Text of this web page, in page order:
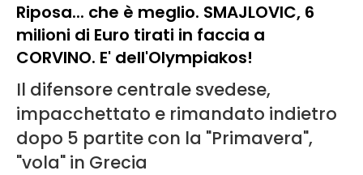
Riposa... che è meglio. SMAJLOVIC, 6
milioni di Euro tirati in faccia a
CORVINO. E' dell'Olympiakos!
Il difensore centrale svedese,
impacchettato e rimandato indietro
dopo 5 partite con la "Primavera",
"vola" in Grecia